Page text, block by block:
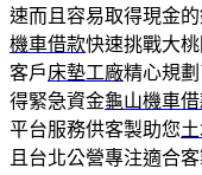
速而且容易取得現金
機車借款快速挑戰大
客戶床墊工廠精心規
得緊急資金龜山機車
平台服務供客製助您
且台北公營專注適合